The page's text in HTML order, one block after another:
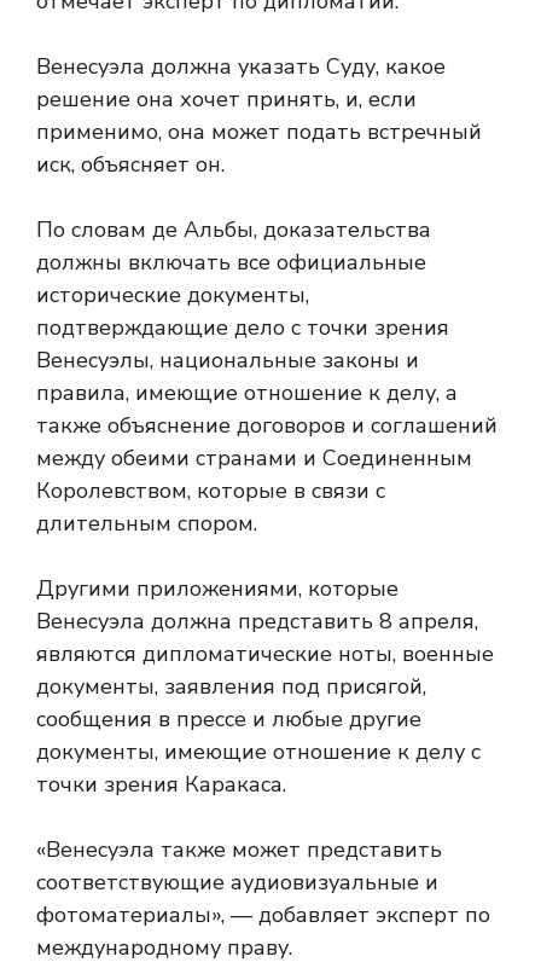
Венесуэла должна указать Суду, какое
решение она хочет принять, и, если
применимо, она может подать встречный
иск, объясняет он.
По словам де Альбы, доказательства
должны включать все официальные
исторические документы,
подтверждающие дело с точки зрения
Венесуэлы, национальные законы и
правила, имеющие отношение к делу, а
также объяснение договоров и соглашений
между обеими странами и Соединенным
Королевством, которые в связи с
длительным спором.
Другими приложениями, которые
Венесуэла должна представить 8 апреля,
являются дипломатические ноты, военные
документы, заявления под присягой,
сообщения в прессе и любые другие
документы, имеющие отношение к делу с
точки зрения Каракаса.
«Венесуэла также может представить
соответствующие аудиовизуальные и
фотоматериалы», — добавляет эксперт по
международному праву.